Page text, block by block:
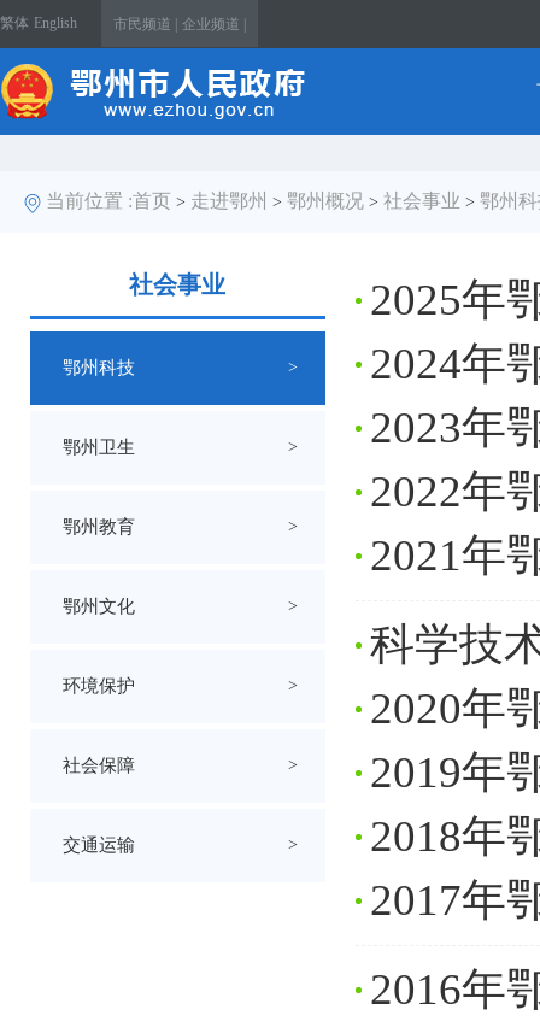
繁体 English 市民频道 | 企业频道 |
当前位置 :首页 > 走进鄂州 > 鄂州概况 > 社会事业 > 鄂州
社会事业
鄂州科技 >
鄂州卫生 >
鄂州教育 >
鄂州文化 >
环境保护 >
社会保障 >
交通运输 >
2025年
2024年
2023年
2022年
2021年
科学技
2020年
2019年
2018年
2017年
2016年